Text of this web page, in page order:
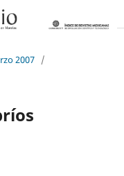
2007 /